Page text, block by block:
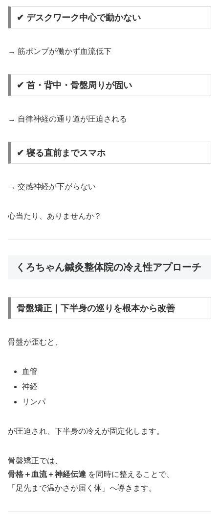
✔ デスクワーク中心で動かない
→ 筋ポンプが働かず血流低下
✔ 首・背中・骨盤周りが固い
→ 自律神経の通り道が圧迫される
✔ 寝る直前までスマホ
→ 交感神経が下がらない
心当たり、ありませんか？
くろちゃん鍼灸整体院の冷え性アプローチ
骨盤矯正｜下半身の巡りを根本から改善
骨盤が歪むと、
血管
神経
リンパ
が圧迫され、下半身の冷えが固定化します。
骨盤矯正では、
骨格＋血流＋神経伝達 を同時に整えることで、
「足先まで温かさが届く体」へ導きます。